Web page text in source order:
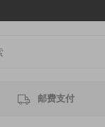
邮费支付